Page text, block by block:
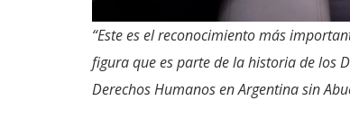
“Este es el reconocimiento más
figura que es parte de la historia de los
Derechos Humanos en Argentina sin